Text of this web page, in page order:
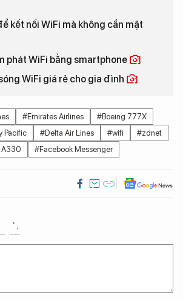
kết nối WiFi mà không cần mật
phát WiFi bằng smartphone
WiFi giá rẻ cho gia đình
#Emirates Airlines
#Boeing 777X
Pacific
#Delta Air Lines #wifi
#zdnet
A330
#Facebook Messenger